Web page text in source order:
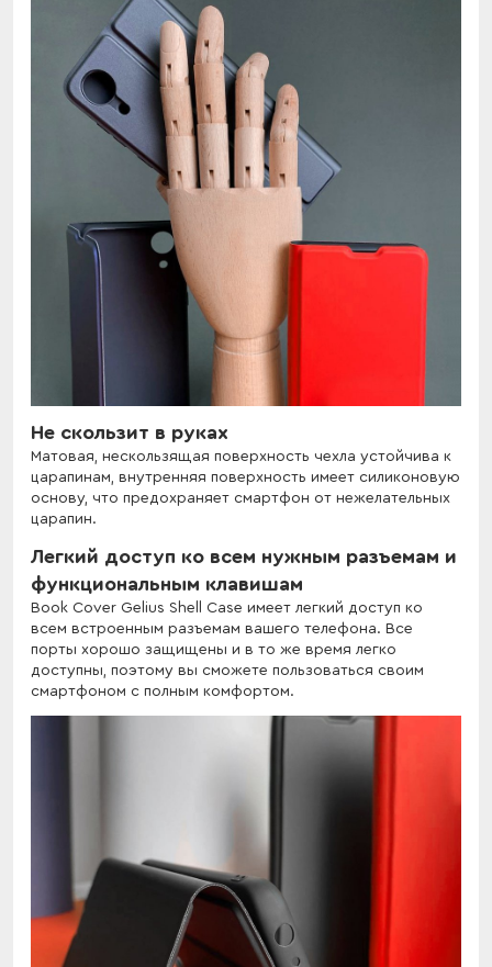
Не скользит в руках
Матовая, нескользящая поверхность чехла устойчива к
царапинам, внутренняя поверхность имеет силиконовую
основу, что предохраняет смартфон от нежелательных
царапин.
Легкий доступ ко всем нужным разъемам и
функциональным клавишам
Book Cover Gelius Shell Case имеет легкий доступ ко
всем встроенным разъемам вашего телефона. Все
порты хорошо защищены и в то же время легко
доступны, поэтому вы сможете пользоваться своим
смартфоном с полным комфортом.